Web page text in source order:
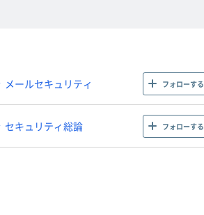
メールセキュリティ フォローする
セキュリティ総論 フォローする